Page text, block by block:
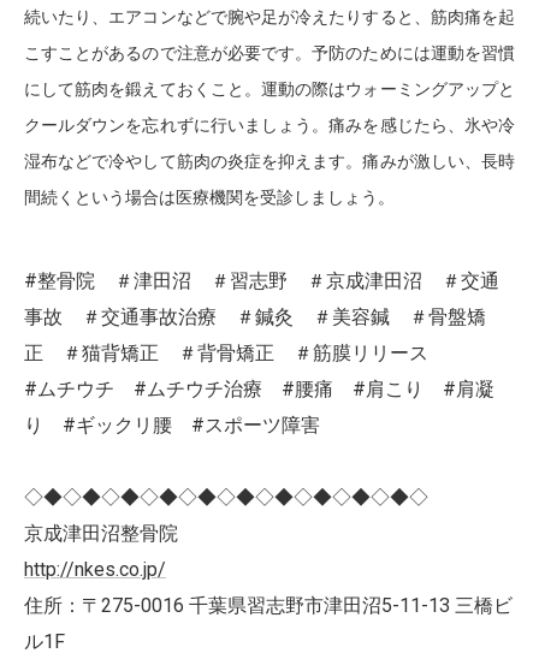
続いたり、エアコンなどで腕や足が冷えたりすると、筋肉痛を起
こすことがあるので注意が必要です。予防のためには運動を習慣
にして筋肉を鍛えておくこと。運動の際はウォーミングアップと
クールダウンを忘れずに行いましょう。痛みを感じたら、氷や冷
湿布などで冷やして筋肉の炎症を抑えます。痛みが激しい、長時
間続くという場合は医療機関を受診しましょう。
#整骨院 ＃津田沼 ＃習志野 ＃京成津田沼 ＃交通
事故 ＃交通事故治療 ＃鍼灸 ＃美容鍼 ＃骨盤矯
正 ＃猫背矯正 ＃背骨矯正 ＃筋膜リリース
#ムチウチ #ムチウチ治療 #腰痛 #肩こり #肩凝
り #ギックリ腰 #スポーツ障害
◇◆◇◆◇◆◇◆◇◆◇◆◇◆◇◆◇◆◇◆◇
京成津田沼整骨院
http://nkes.co.jp/
住所：〒275-0016 千葉県習志野市津田沼5-11-13 三橋ビ
ル1F